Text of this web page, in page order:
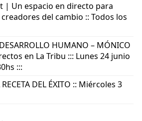
| Un espacio en directo para
del cambio :: Todos los
HUMANO – MÓNICO
en La Tribu ::: Lunes 24 junio
:::
DEL ÉXITO :: Miércoles 3